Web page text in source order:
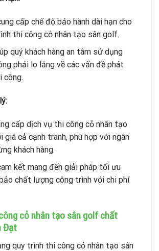
cấp chế độ bảo hành dài hạn cho
thi công cỏ nhân tạo sân golf.
quý khách hàng an tâm sử dụng
phải lo lắng về các vấn đề phát
công.
cấp dịch vụ thi công cỏ nhân tạo
giá cả cạnh tranh, phù hợp với ngân
khách hàng.
kết mang đến giải pháp tối ưu
chất lượng công trình với chi phí
cỏ nhân tạo sân golf chất
Đạt
quy trình thi công cỏ nhân tạo sân